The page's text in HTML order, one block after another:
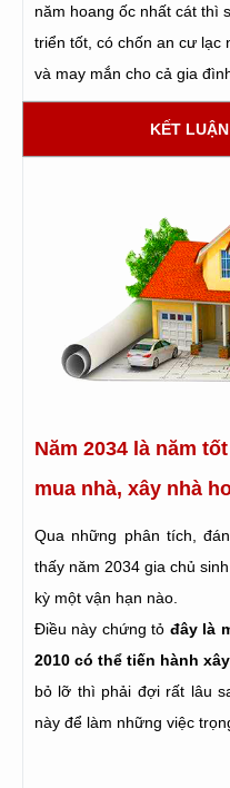
năm hoang ốc nhất cát thì
triển tốt, có chốn an cư lạc
và may mắn cho cả gia
KẾT
Năm 2034 là năm
mua nhà, xây nhà
Qua những phân tích,
thấy năm 2034 gia chủ
kỳ một vận hạn nào.
Điều này chứng tỏ đây là
2010 có thể tiến hành
bỏ lỡ thì phải đợi rất lâu
này để làm những việc